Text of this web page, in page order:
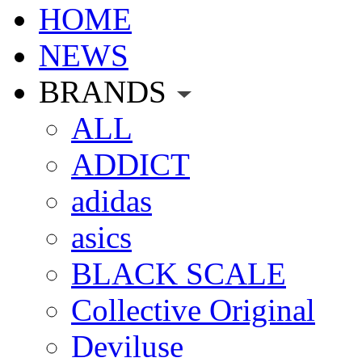
HOME
NEWS
BRANDS
ALL
ADDICT
adidas
asics
BLACK SCALE
Collective Original
Deviluse